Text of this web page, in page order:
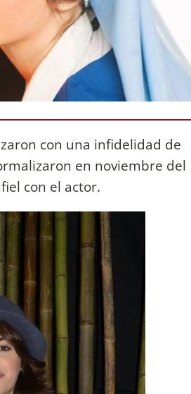
con una infidelidad de
en noviembre del
con el actor.